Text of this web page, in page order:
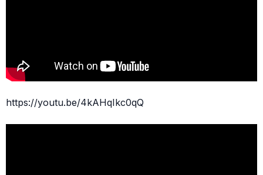
https://youtu.be/4kAHqIkc0qQ